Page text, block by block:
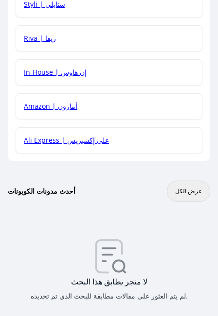
هل يمكنني جمع كود خصم مع العروض الأخرى؟
Styli | ستايلي
Riva | ريفا
In-House | إن هاوس
Amazon | أمازون
Ali Express | علي إكسبريس
أحدث مدونات الكوبونات عرض الكل
لا متجر يطابق هذا البحث
لم يتم العثور على مقالات مطابقة للبحث الذي تم تحديده.